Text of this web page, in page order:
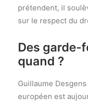
prétendent, il
sur le respect du
Des garde-
quand ?
Guillaume
européen est